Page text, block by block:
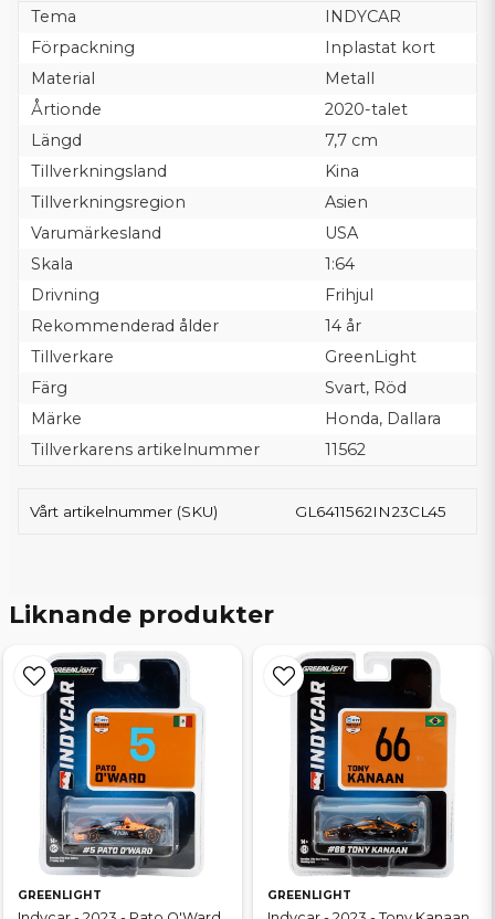
Tema
INDYCAR
Förpackning
Inplastat kort
Material
Metall
Årtionde
2020-talet
Längd
7,7 cm
Tillverkningsland
Kina
Tillverkningsregion
Asien
Varumärkesland
USA
Skala
1:64
Drivning
Frihjul
Rekommenderad ålder
14 år
Tillverkare
GreenLight
Färg
Svart, Röd
Märke
Honda, Dallara
Tillverkarens artikelnummer
11562
Vårt artikelnummer (SKU) GL6411562IN23CL45
Liknande produkter
GREENLIGHT GREENLIGHT